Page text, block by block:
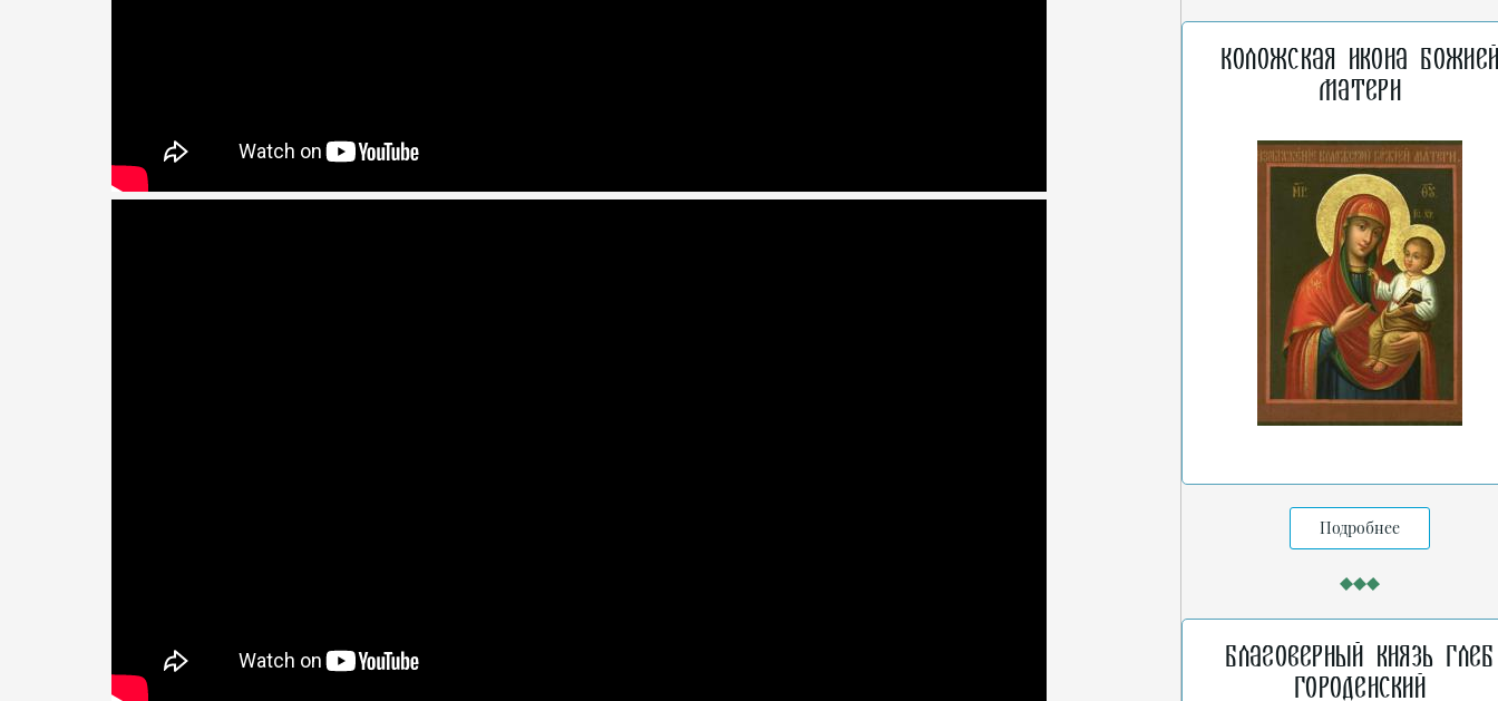
Коложская икона
Матери
Подробнее
Благоверный князь Глеб
Городенский